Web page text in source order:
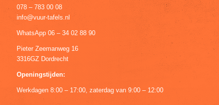
078 – 783 00 08
info@vuur-tafels.nl
WhatsApp 06 – 34 02 88 90
Pieter Zeemanweg 16
3316GZ Dordrecht
Openingstijden:
Werkdagen 8:00 – 17:00, zaterdag van 9:00 – 12:00